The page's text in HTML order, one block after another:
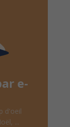
e-
d'oeil
...